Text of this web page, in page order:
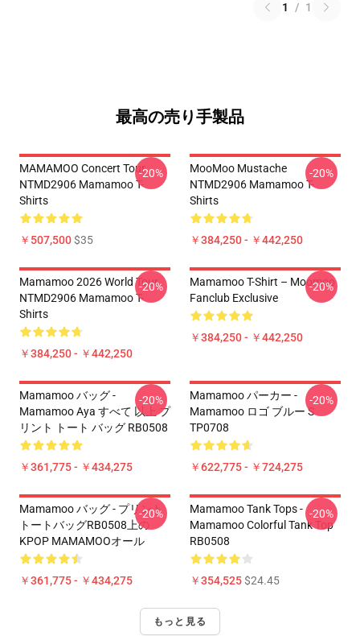
1 / 1
最高の売り手製品
MAMAMOO Concert Tour
NTMD2906 Mamamoo T-
Shirts
￥507,500$35
-20%
MooMoo Mustache
NTMD2906 Mamamoo T-
Shirts
￥384,250 - ￥442,250
-20%
Mamamoo 2026 World Tour
NTMD2906 Mamamoo T-
Shirts
￥384,250 - ￥442,250
-20%
Mamamoo T-Shirt – Moomoo
Fanclub Exclusive
￥384,250 - ￥442,250
-20%
Mamamoo バッグ -
Mamamoo Aya すべて 以上 プ
リント トート バッグ RB0508
￥361,775 - ￥434,275
-20%
Mamamoo パーカー -
Mamamoo ロゴ ブルー S
TP0708
￥622,775 - ￥724,275
-20%
Mamamoo バッグ - プリント
トートバッグRB0508上の
KPOP MAMAMOOオール
￥361,775 - ￥434,275
-20%
Mamamoo Tank Tops -
Mamamoo Colorful Tank Top
RB0508
￥354,525$24.45
-20%
もっと見る